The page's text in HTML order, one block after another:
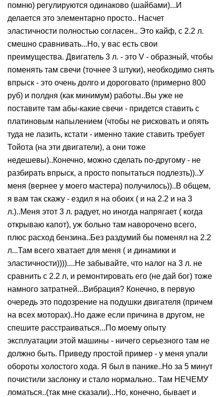
помню) регулируются одинаково (шайбами)...И
делается это элементарно просто.. Насчет
эластичности полностью согласен.. Это кайф, с 2.2 л.
смешно сравнивать...Но, у вас есть свои
преимущества. Двигатель 3 л. - это V - образный, чтобы
поменять там свечи (точнее 3 штуки), необходимо снять
впрыск - это очень долго и дороговато (примерно 800
руб) и полдня (как минимум) работы..Вы уже не
поставите там абы-какие свечи - придется ставить с
платиновым напылением (чтобы не рисковать и опять
туда не лазить, кстати - именно такие ставить требует
Тойота (на эти двигатели), а они тоже
недешевы)..Конечно, можно сделать по-другому - не
разбирать впрыск, а просто попытаться подлезть))..У
меня (вернее у моего мастера) получилось))..В общем,
я вам так скажу - ездил я на обоих ( и на 2.2 и на 3
л.)..Меня этот 3 л. радует, но иногда напрягает ( когда
открываю капот), уж больно там наворочено всего,
плюс расход бензина..Без раздумий бы поменял на 2.2
л...Там всего хватает для меня ( и динамики и
эластичности))))....Не забывайте, что налог на 3 л. не
сравнить с 2.2 л, и ремонтировать его (не дай бог) тоже
намного затратней...Вибрация? Конечно, в первую
очередь это подозрение на подушки двигателя (причем
на всех моторах)..Но даже если причина в другом, не
спешите расстраиваться...По моему опыту
эксплуатации этой машины - ничего серьезного там не
должно быть. Приведу простой пример - у меня упали
обороты холостого хода. Я был в панике..Но за 5 минут
почистили заслонку и стало нормально.. Там НЕЧЕМУ
ломаться..(так мне сказали)...Но, конечно, бывает и